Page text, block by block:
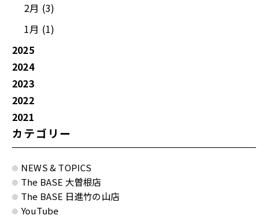
2月 (3)
1月 (1)
2025
2024
2023
2022
2021
カテゴリー
NEWS & TOPICS
The BASE 大曽根店
The BASE 日進竹の山店
YouTube